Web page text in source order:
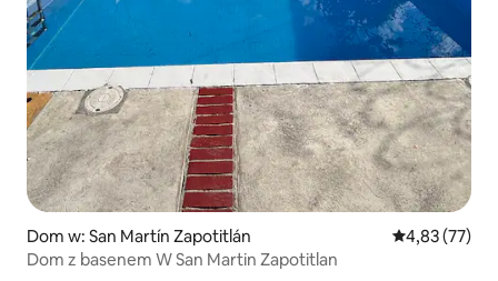
Dom w: San Martín Zapotitlán Średnia
4,83 (77)
Dom z basenem W San Martin Zapotitlan